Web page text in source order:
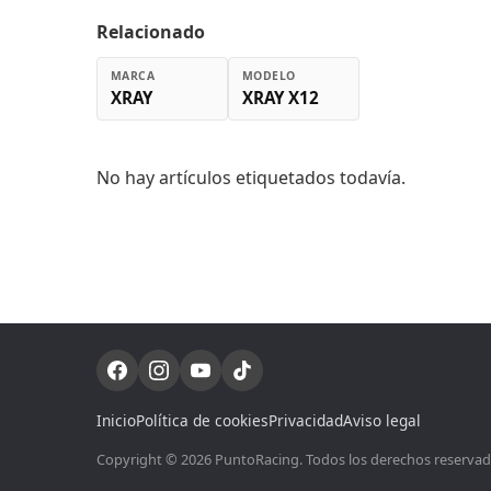
Relacionado
MARCA
XRAY
MODELO
XRAY X12
No hay artículos etiquetados todavía.
InicioPolítica de cookiesPrivacidadAviso legal
Copyright © 2026 PuntoRacing. Todos los derechos